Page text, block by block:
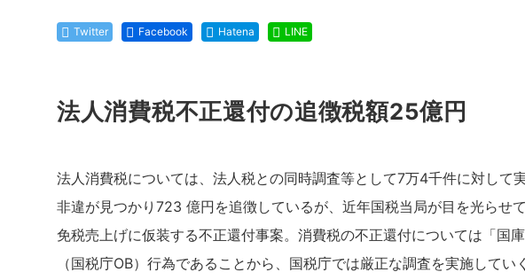
Twitter Facebook Hatena LINE
法人消費税不正還付の追徴税額25億円
法人消費税については、法人税との同時調査等として7万4千件に対して
非違が見つかり723 億円を追徴しているが、近年国税当局が目を光らせ
免税売上げに仮装する不正還付事案。消費税の不正還付については「国
（国税庁OB）行為であることから、国税庁では厳正な調査を実施してい